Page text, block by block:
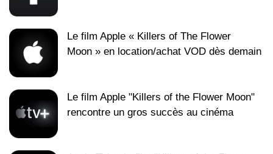
Le film Apple « Killers of The Flower
Moon » en location/achat VOD dès demain
Le film Apple "Killers of the Flower Moon"
rencontre un gros succès au cinéma